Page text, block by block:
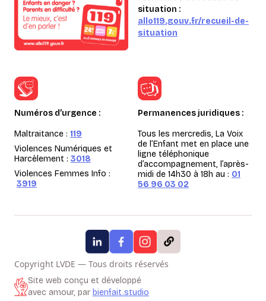
situation :
allo119.gouv.fr/recueil-de-
situation
Numéros d’urgence :
Maltraitance : 119
Violences Numériques et
Harcèlement : 3018
Violences Femmes Info :
3919
Permanences juridiques :
Tous les mercredis, La Voix
de l’Enfant met en place une
ligne téléphonique
d’accompagnement, l’après-
midi de 14h30 à 18h au : 01
56 96 03 02
Copyright LVDE — Tous droits réservés
Site web conçu et développé
avec amour, par bienfait.studio